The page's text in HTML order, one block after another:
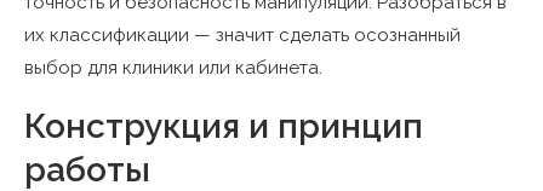
их классификации — значит сделать осознанный
выбор для клиники или кабинета.
Конструкция и принцип
работы